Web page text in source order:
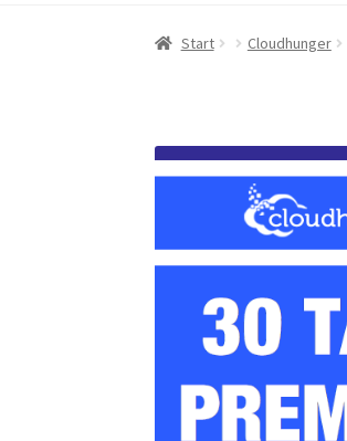
Start Cloudhunger